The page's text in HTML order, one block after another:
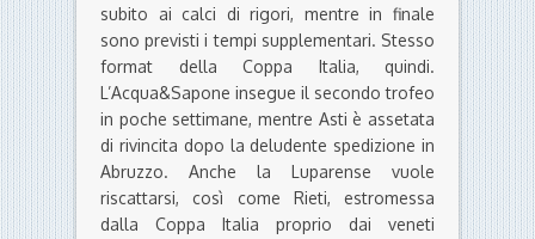
subito ai calci di rigori, mentre in finale
sono previsti i tempi supplementari. Stesso
format della Coppa Italia, quindi.
L’Acqua&Sapone insegue il secondo trofeo
in poche settimane, mentre Asti è assetata
di rivincita dopo la deludente spedizione in
Abruzzo. Anche la Luparense vuole
riscattarsi, così come Rieti, estromessa
dalla Coppa Italia proprio dai veneti